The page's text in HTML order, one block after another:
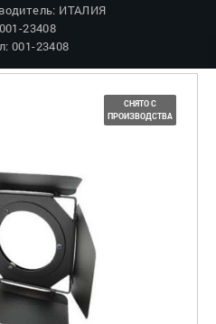
ИТАЛИЯ
23408
001-23408
СНЯТО С
ПРОИЗВОДСТВА